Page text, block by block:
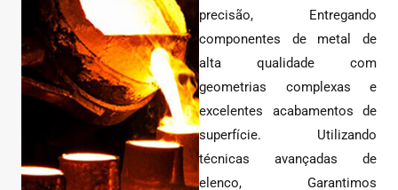
precisão, Entregando
componentes de metal de
alta qualidade com
geometrias complexas e
excelentes acabamentos de
superfície. Utilizando
técnicas avançadas de
elenco, Garantimos